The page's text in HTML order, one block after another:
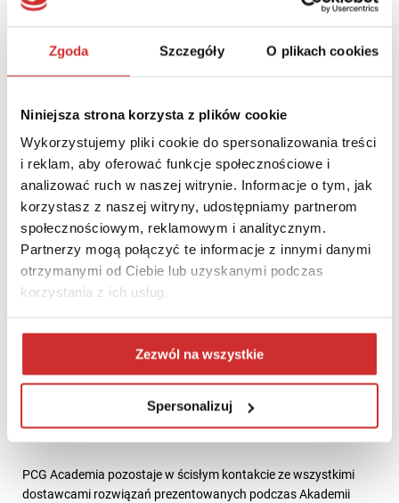
Zgoda Szczegóły O plikach cookies
Niniejsza strona korzysta z plików cookie
Wykorzystujemy pliki cookie do spersonalizowania treści
i reklam, aby oferować funkcje społecznościowe i
analizować ruch w naszej witrynie. Informacje o tym, jak
korzystasz z naszej witryny, udostępniamy partnerom
społecznościowym, reklamowym i analitycznym.
Partnerzy mogą połączyć te informacje z innymi danymi
otrzymanymi od Ciebie lub uzyskanymi podczas
korzystania z ich usług.
Zezwól na wszystkie
Spersonalizuj
kursami e-learningowymi
Prezenterzy: Anna Warda- – Ritzen (PCG Academia), Magda
Blackboard Ally – narzędzie współpracujące z platformą
Moodle i Blackboard zwiększające dostępność treści
edukacyjnych poprzez m.in. konwersję na formaty audio,
elektroniczny Braille czy e-book.
Prezenterzy: Anna Warda- – Ritzen (PCG Academia), Magda
Sochacka (PCG Academia)
M-learning – produkcja, wdrożenie, zalety i korzyści
jakości interaktywnych treści edukacyjnych.
Prezenterzy: Justyna Kubicka (N-educatio), Kamil Malarski (N-
PCG Academia pozostaje w ścisłym kontakcie ze wszystkimi
dostawcami rozwiązań prezentowanych podczas Akademii